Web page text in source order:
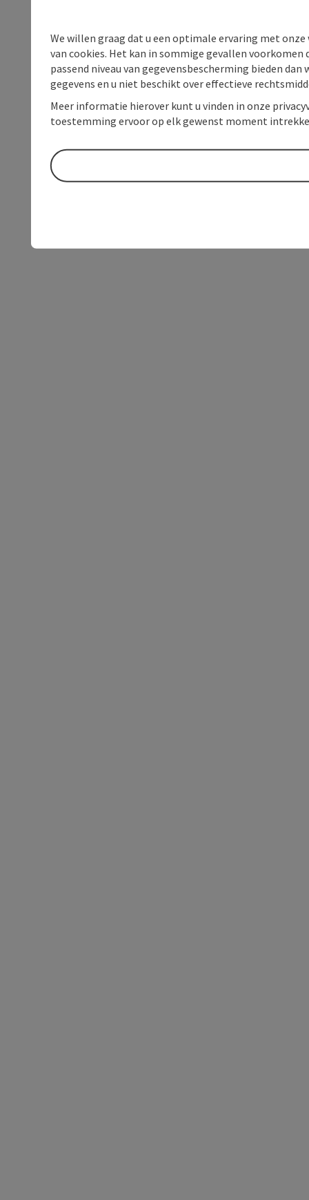
We willen graag dat u een optimale ervaring met
van cookies. Het kan in sommige gevallen voorkomen
passend niveau van gegevensbescherming bieden
gegevens en u niet beschikt over effectieve
Meer informatie hierover kunt u vinden in onze
toestemming ervoor op elk gewenst moment